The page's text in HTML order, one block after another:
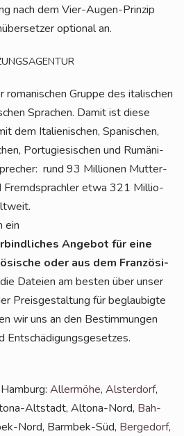
nach dem Vier-Augen-Prin­zip
optio­nal an.
roma­ni­schen Grup­pe des ita­li­schen
Spra­chen. Damit ist die­se
dem Ita­lie­ni­schen, Spa­ni­schen,
Por­tu­gie­si­schen und Rumä­ni­
rund 93 Mil­lio­nen Mut­ter­
Fremd­sprach­ler etwa 321 Mil­lio­
ein
Ange­bot für eine
oder aus dem Fran­zö­si­
Datei­en am bes­ten über unser
Preis­ge­stal­tung für beglau­big­te
wir uns an den Bestim­mun­gen
Ent­schä­di­gungs­ge­set­zes.
Aller­mö­he,Als­ter­dorf,
Alt­stadt, Alto­na-Nord, Bah­
Nord, Barm­bek-Süd, Ber­ge­dorf,